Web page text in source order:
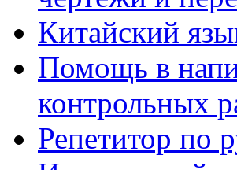
Китайский
Помощь в
контрольных
Репетитор по